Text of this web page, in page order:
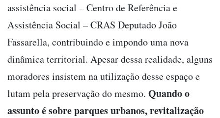
assistência social – Centro de Referência e
Assistência Social – CRAS Deputado João
Fassarella, contribuindo e impondo uma nova
dinâmica territorial. Apesar dessa realidade, alguns
moradores insistem na utilização desse espaço e
lutam pela preservação do mesmo. Quando o
assunto é sobre parques urbanos, revitalização